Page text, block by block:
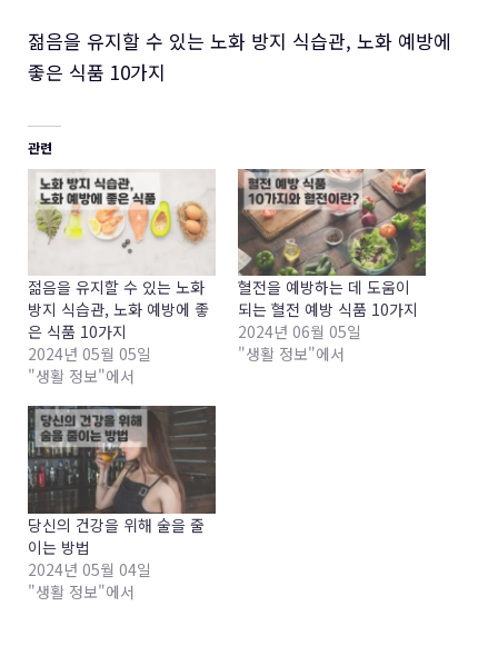
젊음을 유지할 수 있는 노화 방지 식습관, 노화 예방에
좋은 식품 10가지
관련
젊음을 유지할 수 있는 노화
방지 식습관, 노화 예방에 좋
은 식품 10가지
2024년 05월 05일
"생활 정보"에서
혈전을 예방하는 데 도움이
되는 혈전 예방 식품 10가지
2024년 06월 05일
"생활 정보"에서
당신의 건강을 위해 술을 줄
이는 방법
2024년 05월 04일
"생활 정보"에서